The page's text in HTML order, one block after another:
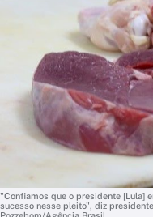
"Confiamos que o presidente [Lula]
sucesso nesse pleito", diz